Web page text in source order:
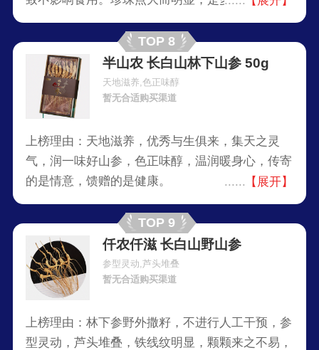
TOP 8
半山农 长白山林下山参 50g
天地滋养,色正味醇
暂无合适购买渠道
上榜理由：天地滋养，优秀与生俱来，集天之灵
气，润一味好山参，色正味醇，温润暖身心，传寄
的是情意，馈赠的是健康。
【展开】
TOP 9
仟农仟滋 长白山野山参
参型灵动,芦头堆叠
暂无合适购买渠道
上榜理由：林下参野外撒籽，不进行人工干预，参
型灵动，芦头堆叠，铁线纹明显，颗颗来之不易，